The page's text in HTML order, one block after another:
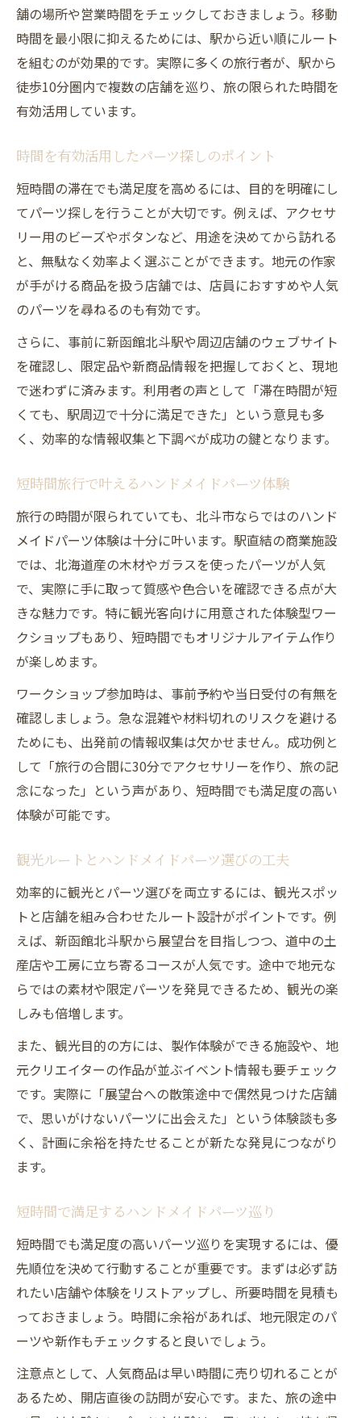
舗の場所や営業時間をチェックしておきましょう。移動
時間を最小限に抑えるためには、駅から近い順にルート
を組むのが効果的です。実際に多くの旅行者が、駅から
徒歩10分圏内で複数の店舗を巡り、旅の限られた時間を
有効活用しています。
時間を有効活用したパーツ探しのポイント
短時間の滞在でも満足度を高めるには、目的を明確にし
てパーツ探しを行うことが大切です。例えば、アクセサ
リー用のビーズやボタンなど、用途を決めてから訪れる
と、無駄なく効率よく選ぶことができます。地元の作家
が手がける商品を扱う店舗では、店員におすすめや人気
のパーツを尋ねるのも有効です。
さらに、事前に新函館北斗駅や周辺店舗のウェブサイト
を確認し、限定品や新商品情報を把握しておくと、現地
で迷わずに済みます。利用者の声として「滞在時間が短
くても、駅周辺で十分に満足できた」という意見も多
く、効率的な情報収集と下調べが成功の鍵となります。
短時間旅行で叶えるハンドメイドパーツ体験
旅行の時間が限られていても、北斗市ならではのハンド
メイドパーツ体験は十分に叶います。駅直結の商業施設
では、北海道産の木材やガラスを使ったパーツが人気
で、実際に手に取って質感や色合いを確認できる点が大
きな魅力です。特に観光客向けに用意された体験型ワー
クショップもあり、短時間でもオリジナルアイテム作り
が楽しめます。
ワークショップ参加時は、事前予約や当日受付の有無を
確認しましょう。急な混雑や材料切れのリスクを避ける
ためにも、出発前の情報収集は欠かせません。成功例と
して「旅行の合間に30分でアクセサリーを作り、旅の記
念になった」という声があり、短時間でも満足度の高い
体験が可能です。
観光ルートとハンドメイドパーツ選びの工夫
効率的に観光とパーツ選びを両立するには、観光スポッ
トと店舗を組み合わせたルート設計がポイントです。例
えば、新函館北斗駅から展望台を目指しつつ、道中の土
産店や工房に立ち寄るコースが人気です。途中で地元な
らではの素材や限定パーツを発見できるため、観光の楽
しみも倍増します。
また、観光目的の方には、製作体験ができる施設や、地
元クリエイターの作品が並ぶイベント情報も要チェック
です。実際に「展望台への散策途中で偶然見つけた店舗
で、思いがけないパーツに出会えた」という体験談も多
く、計画に余裕を持たせることが新たな発見につながり
ます。
短時間で満足するハンドメイドパーツ巡り
短時間でも満足度の高いパーツ巡りを実現するには、優
先順位を決めて行動することが重要です。まずは必ず訪
れたい店舗や体験をリストアップし、所要時間を見積も
っておきましょう。時間に余裕があれば、地元限定のパ
ーツや新作もチェックすると良いでしょう。
注意点として、人気商品は早い時間に売り切れることが
あるため、開店直後の訪問が安心です。また、旅の途中